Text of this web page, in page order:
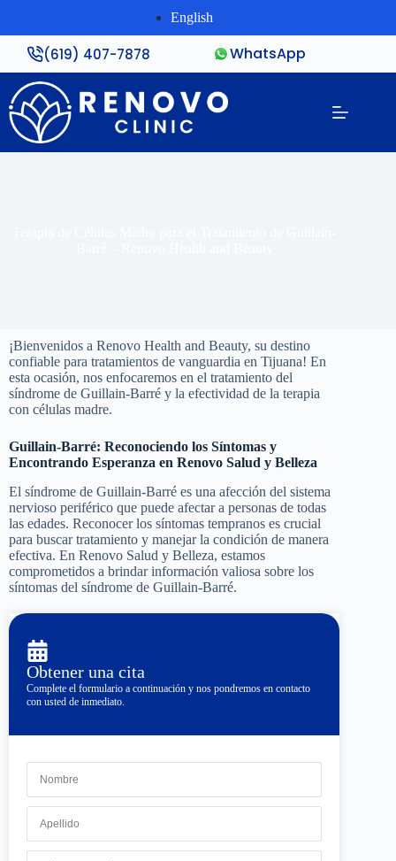
English
(619) 407-7878 WhatsApp
¡Bienvenidos a Renovo Health and Beauty, su destino
confiable para tratamientos de vanguardia en Tijuana! En
esta ocasión, nos enfocaremos en el tratamiento del
síndrome de Guillain-Barré y la efectividad de la terapia
con células madre.
Guillain-Barré: Reconociendo los Síntomas y
Encontrando Esperanza en Renovo Salud y Belleza
El síndrome de Guillain-Barré es una afección del sistema
nervioso periférico que puede afectar a personas de todas
las edades. Reconocer los síntomas tempranos es crucial
para buscar tratamiento y manejar la condición de manera
efectiva. En Renovo Salud y Belleza, estamos
comprometidos a brindar información valiosa sobre los
síntomas del síndrome de Guillain-Barré.
Obtener una cita
Complete el formulario a continuación y nos pondremos en contacto
con usted de inmediato.